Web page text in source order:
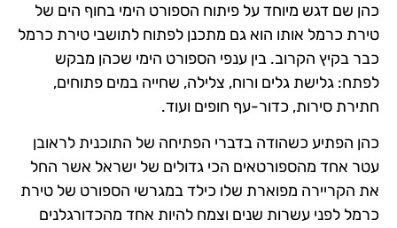
כהן שם דגש מיוחד על פיתוח הספורט הימי בחוף הים של
טירת כרמל אותו הוא גם מתכנן לפתוח לתושבי טירת כרמל
כבר בקיץ הקרוב. בין ענפי הספורט הימי שכהן מבקש
לפתח: גלישת גלים ורוח, צלילה, שחייה במים פתוחים,
חתירת סירות, כדור-עף חופים ועוד.
כהן הפתיע כשהודה בדברי הפתיחה של התוכנית לראובן
עטר אחד מהספורטאים הכי גדולים של ישראל אשר החל
את הקריירה מפוארת שלו כילד במגרשי הספורט של טירת
כרמל לפני עשרות שנים וצמח להיות אחד מהכדורגלנים